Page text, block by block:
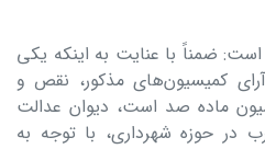
ضمناً با عنایت به اینکه یکی
کمیسیون‌های مذکور، نقص و
ماده صد است، دیوان عدالت
در حوزه شهرداری، با توجه به